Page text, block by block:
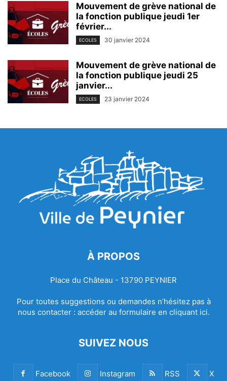
Mouvement de grève national de
la fonction publique jeudi 1er
février...
ECOLES 30 janvier 2024
Mouvement de grève national de
la fonction publique jeudi 25
janvier...
ECOLES 23 janvier 2024
À PROPOS
Place du Château - 13790 PEYNIER
Pour toutes suggestions ou demandes n’hésitez pas à
nous contacter : accéder au formulaire en cliquant ici.
SUIVEZ NOUS
Facebook Instagram RSS X